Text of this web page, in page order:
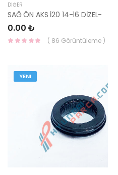
DIĞER
SAĞ ÖN AKS İ20 14-16 DİZEL-
0.00 ₺
( 86 Görüntüleme )
YENI